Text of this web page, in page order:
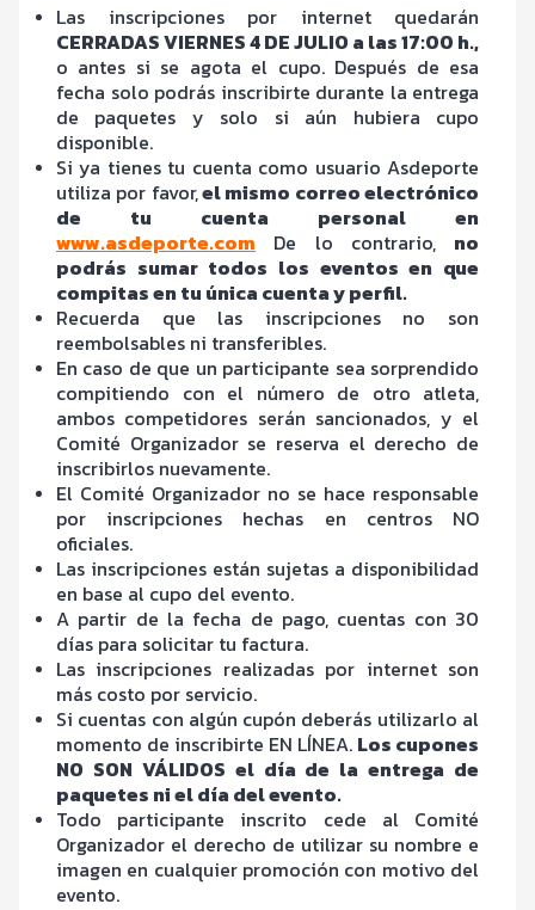
Las inscripciones por internet quedarán
CERRADAS VIERNES 4 DE JULIO a las 17:00 h.,
o antes si se agota el cupo. Después de esa
fecha solo podrás inscribirte durante la entrega
de paquetes y solo si aún hubiera cupo
disponible.
Si ya tienes tu cuenta como usuario Asdeporte
utiliza por favor,el mismo correo electrónico
de tu cuenta personal en
www.asdeporte.com De lo contrario, no
podrás sumar todos los eventos en que
compitas en tu única cuenta y perfil.
Recuerda que las inscripciones no son
reembolsables ni transferibles.
En caso de que un participante sea sorprendido
compitiendo con el número de otro atleta,
ambos competidores serán sancionados, y el
Comité Organizador se reserva el derecho de
inscribirlos nuevamente.
El Comité Organizador no se hace responsable
por inscripciones hechas en centros NO
oficiales.
Las inscripciones están sujetas a disponibilidad
en base al cupo del evento.
A partir de la fecha de pago, cuentas con 30
días para solicitar tu factura.
Las inscripciones realizadas por internet son
más costo por servicio.
Si cuentas con algún cupón deberás utilizarlo al
momento de inscribirte EN LÍNEA. Los cupones
NO SON VÁLIDOS el día de la entrega de
paquetes ni el día del evento.
Todo participante inscrito cede al Comité
Organizador el derecho de utilizar su nombre e
imagen en cualquier promoción con motivo del
evento.